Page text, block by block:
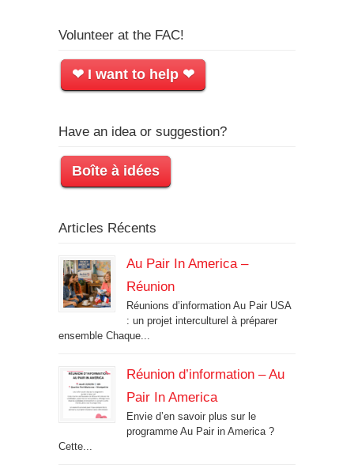
Volunteer at the FAC!
❤ I want to help ❤
Have an idea or suggestion?
Boîte à idées
Articles Récents
Au Pair In America –
Réunion
Réunions d’information Au Pair USA
: un projet interculturel à préparer
ensemble Chaque...
Réunion d’information – Au
Pair In America
Envie d’en savoir plus sur le
programme Au Pair in America ?
Cette...